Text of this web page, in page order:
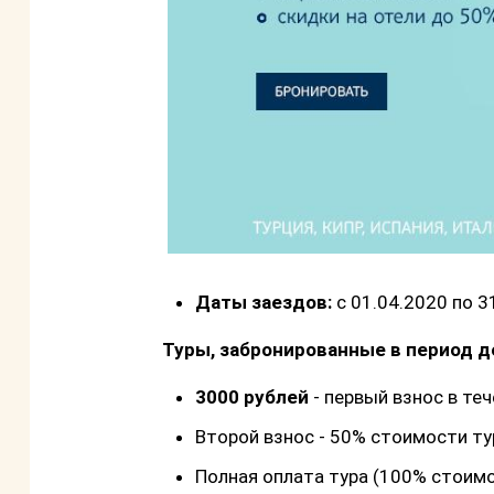
Даты заездов: с 01.04.2020 по
Туры, забронированные в период
3000 рублей - первый взнос в
Второй взнос - 50% стоимости
Полная оплата тура (100%